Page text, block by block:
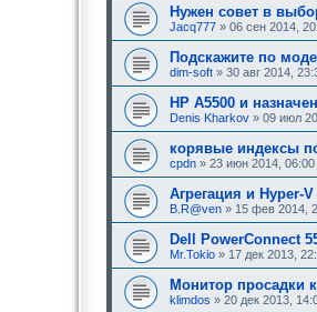
Нужен совет в
Jacq777 » 06 сен 2014,
Подскажите по
dim-soft » 30 авг 2014,
HP A5500 и
Denis Kharkov » 09 июл
корявые индексы
cpdn » 23 июн 2014, 06:00
Агрегация и Hyper-V
B.R@ven » 15 фев 2014,
Dell PowerConnect
Mr.Tokio » 17 дек 2013,
Монитор просадки
klimdos » 20 дек 2013,